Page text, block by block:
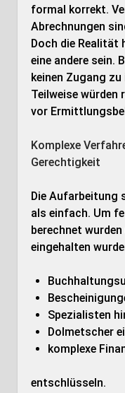
formal korrekt.
Abrechnungen
Doch die Realität
eine andere sein.
keinen Zugang
Teilweise
vor
Komplexe
Gerechtigkeit
Die Aufarbeitung
als einfach. Um
berechnet
eingehalten
Spezialisten
Dolmetscher
komplexe
entschlüsseln.